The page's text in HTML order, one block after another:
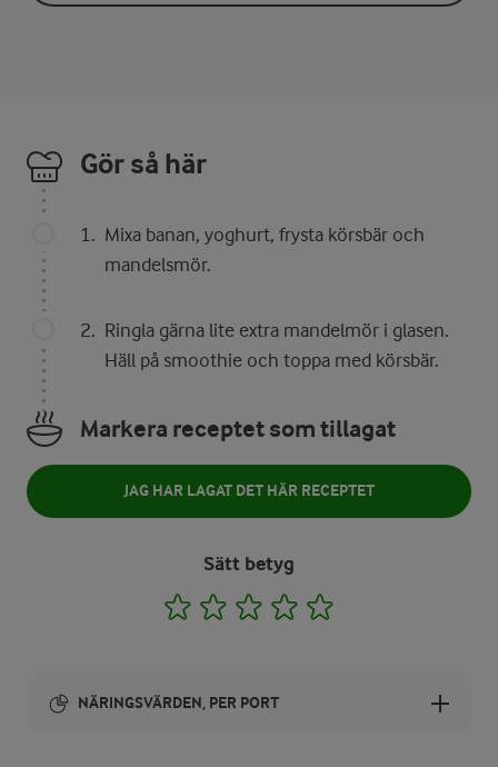
Gör så här
Mixa banan, yoghurt, frysta körsbär och
mandelsmör.
Ringla gärna lite extra mandelmör i glasen.
Häll på smoothie och toppa med körsbär.
Markera receptet som tillagat
JAG HAR LAGAT DET HÄR RECEPTET
Sätt betyg
1 2 3 4
NÄRINGSVÄRDEN, PER PORT